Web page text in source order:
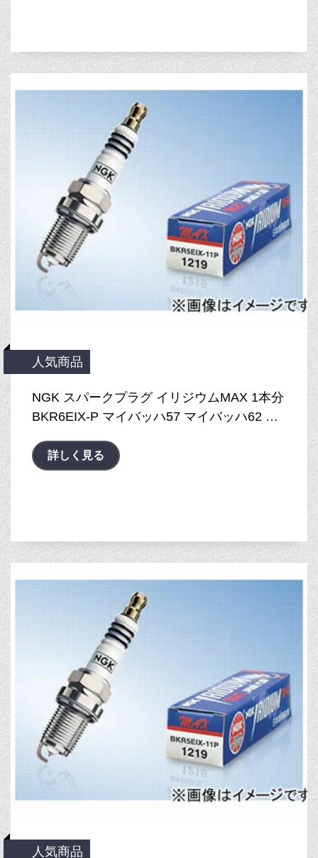
人気商品
NGK スパークプラグ イリジウムMAX 1本分
BKR6EIX-P マイバッハ57 マイバッハ62 …
詳しく見る
人気商品